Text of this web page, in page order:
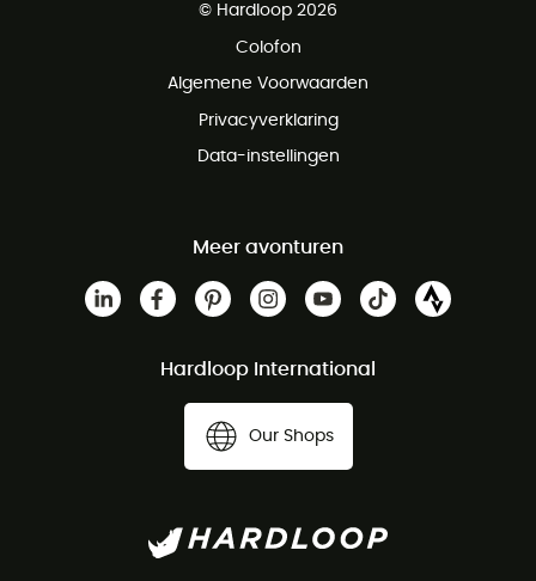
Gratis retourneren binnen 100 dagen
© Hardloop 2026
Colofon
Algemene Voorwaarden
Privacyverklaring
Data-instellingen
Meer avonturen
Hardloop International
Our Shops